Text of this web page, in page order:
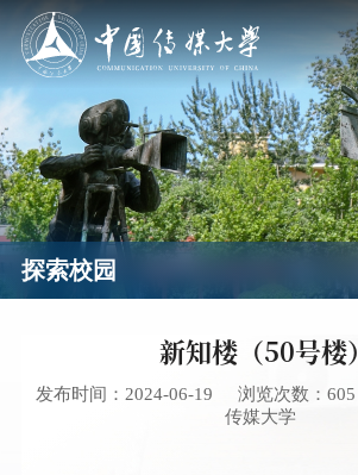
探索校园
新知楼（50号楼）
发布时间：2024-06-19 浏览次数： 605
传媒大学